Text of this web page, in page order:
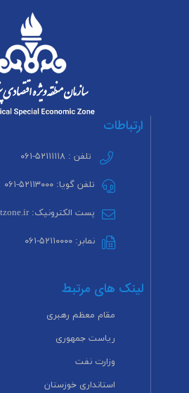
ارتباطات
تلفن : ۵۲۱۱۱۱۱۸-۰۶۱
تلفن گویا: ۵۲۱۱۳۰۰۰-۰۶۱
پست الکترونیک: info@petzone.ir
نمابر: ۵۲۱۱۰۰۰۰-۰۶۱
لینک های مرتبط
مقام معظم رهبری
ریاست جمهوری
وزارت نفت
استانداری خوزستان